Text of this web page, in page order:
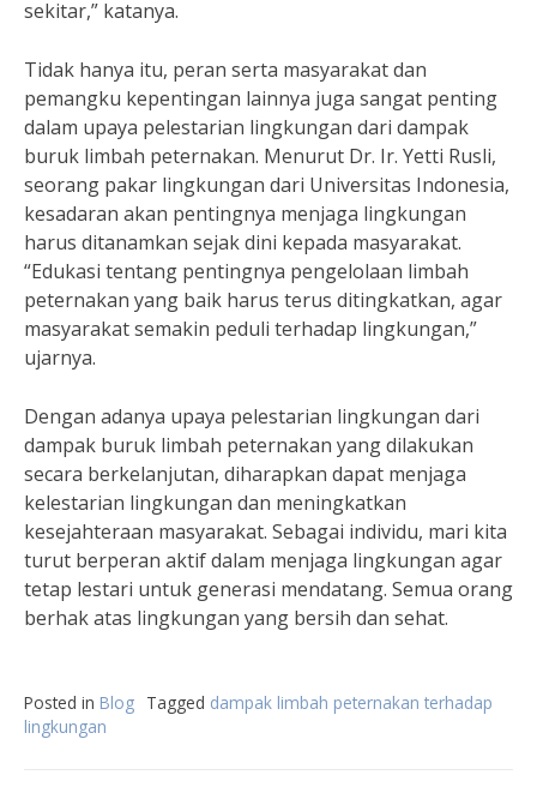
sekitar,” katanya.
Tidak hanya itu, peran serta masyarakat dan
pemangku kepentingan lainnya juga sangat penting
dalam upaya pelestarian lingkungan dari dampak
buruk limbah peternakan. Menurut Dr. Ir. Yetti Rusli,
seorang pakar lingkungan dari Universitas Indonesia,
kesadaran akan pentingnya menjaga lingkungan
harus ditanamkan sejak dini kepada masyarakat.
“Edukasi tentang pentingnya pengelolaan limbah
peternakan yang baik harus terus ditingkatkan, agar
masyarakat semakin peduli terhadap lingkungan,”
ujarnya.
Dengan adanya upaya pelestarian lingkungan dari
dampak buruk limbah peternakan yang dilakukan
secara berkelanjutan, diharapkan dapat menjaga
kelestarian lingkungan dan meningkatkan
kesejahteraan masyarakat. Sebagai individu, mari kita
turut berperan aktif dalam menjaga lingkungan agar
tetap lestari untuk generasi mendatang. Semua orang
berhak atas lingkungan yang bersih dan sehat.
Posted in Blog Tagged dampak limbah peternakan terhadap
lingkungan